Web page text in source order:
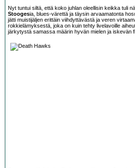
Nyt tuntui siltä, että koko juhlan oleellisin keikka tuli
Stoogesia, blues-värettä ja täysin arvaamatonta
jätti muistijäljen erittäin viihdyttävästä ja veren
rokkielämyksestä, joka on kuin tehty livelavoille
järkytystä samassa määrin hyvän mielen ja iskevän